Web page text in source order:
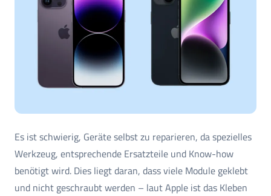
Es ist schwierig, Geräte selbst zu reparieren, da spezielles
Werkzeug, entsprechende Ersatzteile und Know-how
benötigt wird. Dies liegt daran, dass viele Module geklebt
und nicht geschraubt werden – laut Apple ist das Kleben